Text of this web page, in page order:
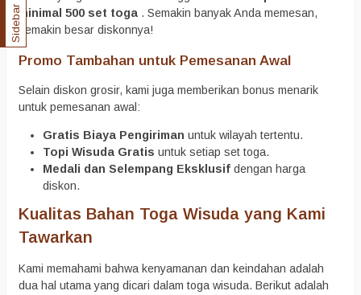
minimal 500 set toga . Semakin banyak Anda memesan,
semakin besar diskonnya!
Promo Tambahan untuk Pemesanan Awal
Selain diskon grosir, kami juga memberikan bonus menarik
untuk pemesanan awal:
Gratis Biaya Pengiriman untuk wilayah tertentu.
Topi Wisuda Gratis untuk setiap set toga.
Medali dan Selempang Eksklusif dengan harga
diskon.
Kualitas Bahan Toga Wisuda yang Kami
Tawarkan
Kami memahami bahwa kenyamanan dan keindahan adalah
dua hal utama yang dicari dalam toga wisuda. Berikut adalah
Sidebar